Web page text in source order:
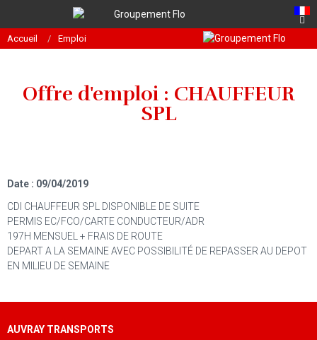
Accueil Emploi
Offre d'emploi : CHAUFFEUR
SPL
Date : 09/04/2019
CDI CHAUFFEUR SPL DISPONIBLE DE SUITE
PERMIS EC/FCO/CARTE CONDUCTEUR/ADR
197H MENSUEL + FRAIS DE ROUTE
DEPART A LA SEMAINE AVEC POSSIBILITÉ DE REPASSER AU DEPOT
EN MILIEU DE SEMAINE
AUVRAY TRANSPORTS